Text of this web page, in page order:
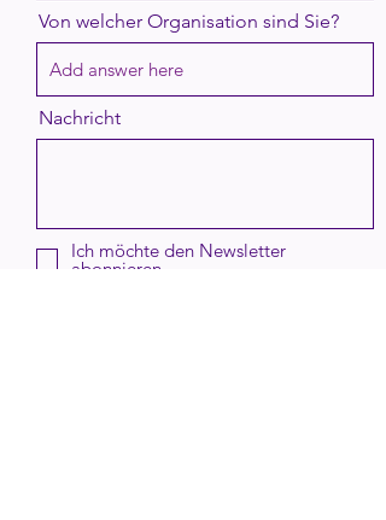
Von welcher Organisation sind Sie?
Nachricht
Ich möchte den Newsletter
abonnieren.